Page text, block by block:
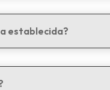
establecida?